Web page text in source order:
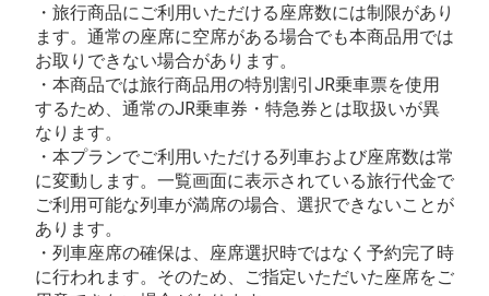
・旅行商品にご利用いただける座席数には制限があり
ます。通常の座席に空席がある場合でも本商品用では
お取りできない場合があります。
・本商品では旅行商品用の特別割引JR乗車票を使用
するため、通常のJR乗車券・特急券とは取扱いが異
なります。
・本プランでご利用いただける列車および座席数は常
に変動します。一覧画面に表示されている旅行代金で
ご利用可能な列車が満席の場合、選択できないことが
あります。
・列車座席の確保は、座席選択時ではなく予約完了時
に行われます。そのため、ご指定いただいた座席をご